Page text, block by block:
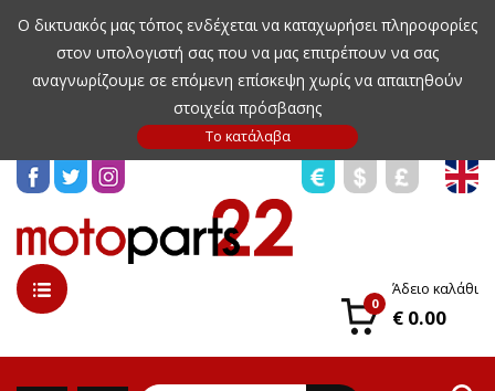
Ο δικτυακός μας τόπος ενδέχεται να καταχωρήσει πληροφορίες
στον υπολογιστή σας που να μας επιτρέπουν να σας
αναγνωρίζουμε σε επόμενη επίσκεψη χωρίς να απαιτηθούν
στοιχεία πρόσβασης
0
Άδειο καλάθι
€ 0.00